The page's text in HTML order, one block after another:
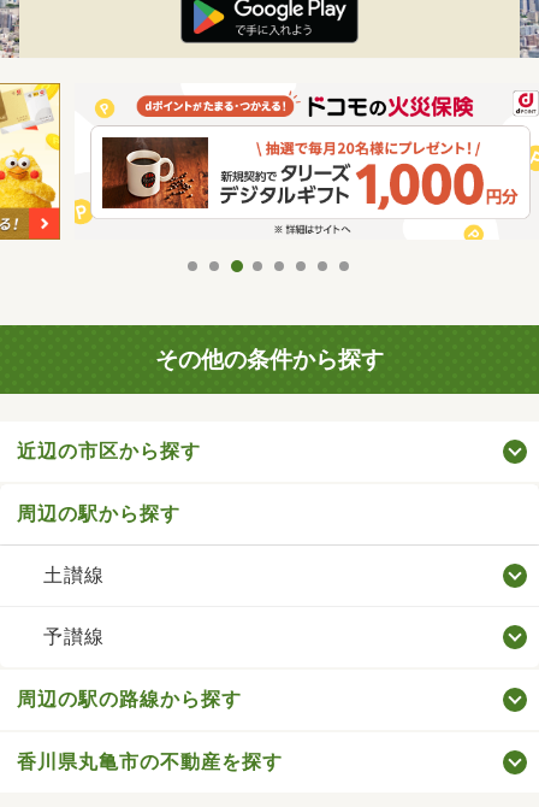
その他の条件から探す
近辺の市区から探す
周辺の駅から探す
土讃線
予讃線
周辺の駅の路線から探す
香川県丸亀市の不動産を探す